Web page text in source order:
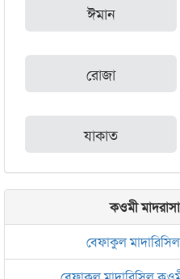
ঈমান
রোজা
যাকাত
কওমী
বেফাকুল